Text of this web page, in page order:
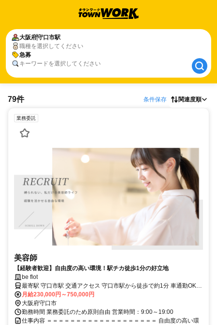
大阪府守口市駅
職種を選択してください
急募
キーワードを選択してください
大阪府守口市駅
急募
79件 条件保存 関連度順
業務委託
美容師
【経験者歓迎】自由度の高い環境！駅チカ徒歩1分の好立地
be flot
最寄駅 守口市駅 交通アクセス 守口市駅から徒歩で約1分 車通勤OK
バイク通勤OK
月給230,000円～750,000円
大阪府守口市
勤務時間 業務委託のため原則自由 営業時間：9:00～19:00
仕事内容 ＝＝＝＝＝＝＝＝＝＝＝＝＝＝＝＝＝＝＝ 自由度の高い環